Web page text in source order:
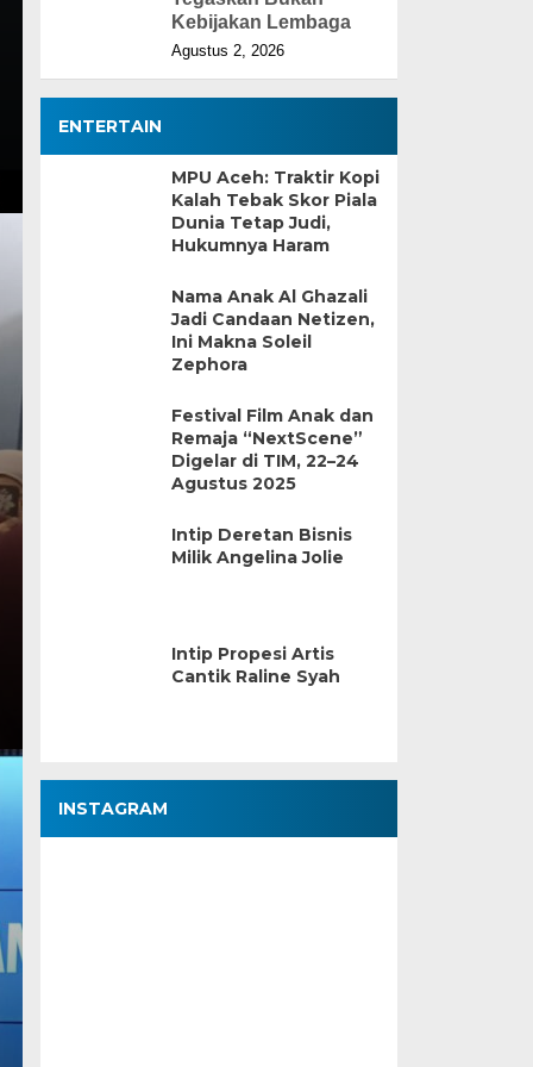
Kebijakan Lembaga
Agustus 2, 2026
ENTERTAIN
MPU Aceh: Traktir Kopi
Kalah Tebak Skor Piala
Dunia Tetap Judi,
Hukumnya Haram
Nama Anak Al Ghazali
Jadi Candaan Netizen,
Ini Makna Soleil
Zephora
Festival Film Anak dan
Remaja “NextScene”
Digelar di TIM, 22–24
Agustus 2025
Intip Deretan Bisnis
Milik Angelina Jolie
Intip Propesi Artis
Cantik Raline Syah
INSTAGRAM